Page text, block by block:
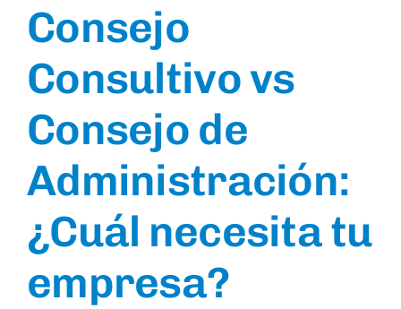
Consejo
Consultivo vs
Consejo de
Administración:
¿Cuál necesita tu
empresa?